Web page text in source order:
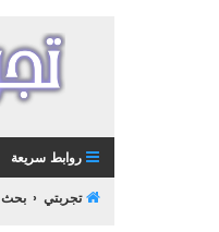
روابط سريعة
تجربتي بحث